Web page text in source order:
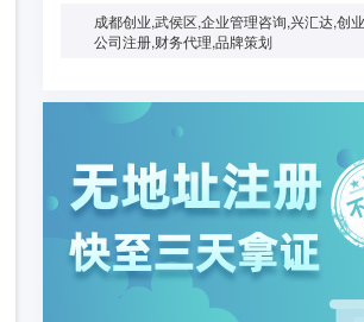
成都创业,武侯区,企业管理咨询,兴汇达,创
公司注册,财务代理,品牌策划